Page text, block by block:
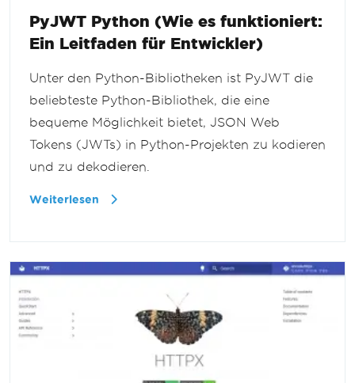
PyJWT Python (Wie es funktioniert:
Ein Leitfaden für Entwickler)
Unter den Python-Bibliotheken ist PyJWT die
beliebteste Python-Bibliothek, die eine
bequeme Möglichkeit bietet, JSON Web
Tokens (JWTs) in Python-Projekten zu kodieren
und zu dekodieren.
Weiterlesen